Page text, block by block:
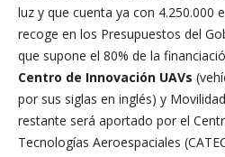
luz y que cuenta ya con 4.250.000
recoge en los Presupuestos del
que supone el 80% de la
Centro de Innovación UAVs
por sus siglas en inglés) y
restante será aportado por el
Tecnologías Aeroespaciales